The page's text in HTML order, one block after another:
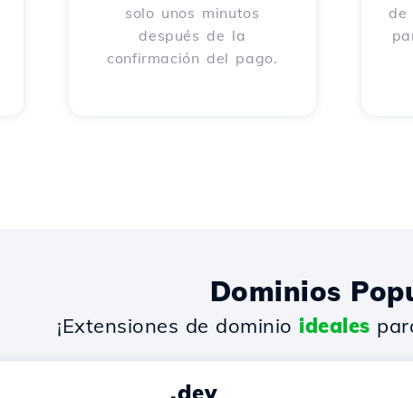
solo unos minutos
después de la
confirmación del pago.
de
Dominios
¡Extensiones de dominio ideales
.dev